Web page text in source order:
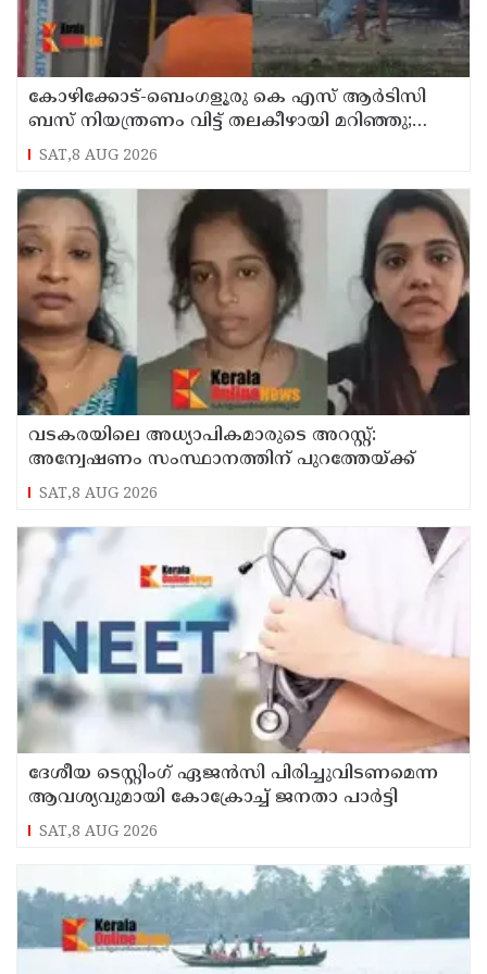
കോഴിക്കോട്-ബെംഗളൂരു കെ എസ് ആര്‍ടിസി
ബസ് നിയന്ത്രണം വിട്ട് തലകീഴായി മറിഞ്ഞു;
ഡ്രൈവര്‍ക്കും കണ്ടക്ടര്‍ക്കും ദാരുണാന്ത്യം
SAT,8 AUG 2026
വടകരയിലെ അധ്യാപികമാരുടെ അറസ്റ്റ്:
അന്വേഷണം സംസ്ഥാനത്തിന് പുറത്തേയ്ക്ക്
SAT,8 AUG 2026
ദേശീയ ടെസ്റ്റിംഗ് ഏജന്‍സി പിരിച്ചുവിടണമെന്ന
ആവശ്യവുമായി കോക്രോച്ച് ജനതാ പാര്‍ട്ടി
SAT,8 AUG 2026